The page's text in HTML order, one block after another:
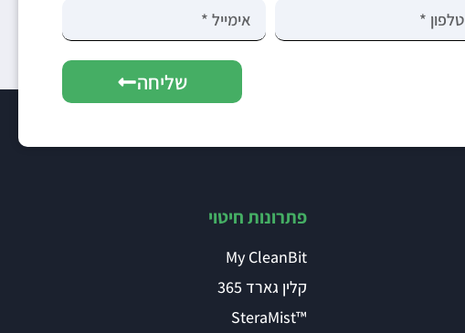
שליחה
פתרונות חיטוי
My CleanBit
קלין גארד 365
™SteraMist